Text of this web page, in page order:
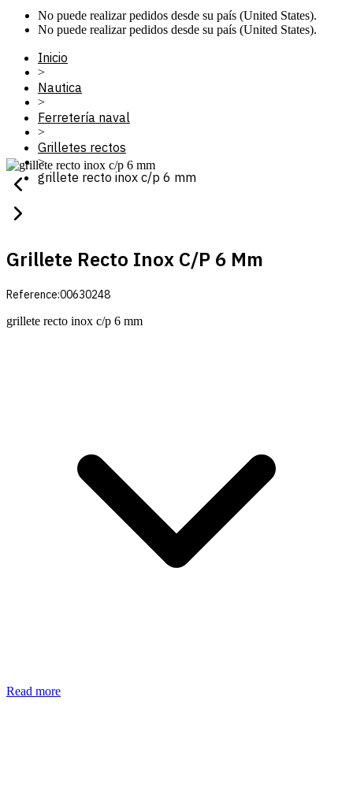
No puede realizar pedidos desde su país (United States).
No puede realizar pedidos desde su país (United States).
Inicio
>
Nautica
>
Ferretería naval
>
Grilletes rectos
>
grillete recto inox c/p 6 mm
Grillete Recto Inox C/p 6 Mm
Reference:00630248
grillete recto inox c/p 6 mm
Read more